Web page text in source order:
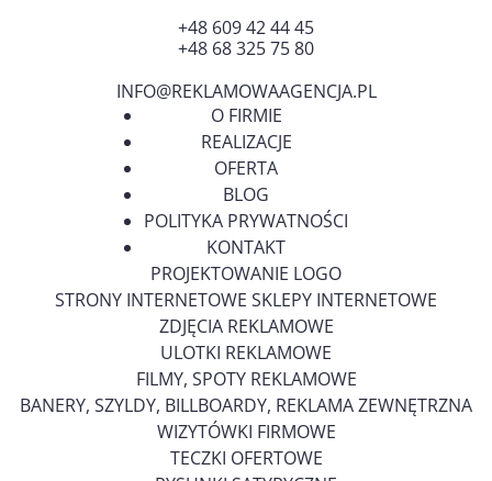
+48 609 42 44 45
+48 68 325 75 80
INFO@REKLAMOWAAGENCJA.PL
O FIRMIE
REALIZACJE
OFERTA
BLOG
POLITYKA PRYWATNOŚCI
KONTAKT
PROJEKTOWANIE LOGO
STRONY INTERNETOWE SKLEPY INTERNETOWE
ZDJĘCIA REKLAMOWE
ULOTKI REKLAMOWE
FILMY, SPOTY REKLAMOWE
BANERY, SZYLDY, BILLBOARDY, REKLAMA ZEWNĘTRZNA
WIZYTÓWKI FIRMOWE
TECZKI OFERTOWE